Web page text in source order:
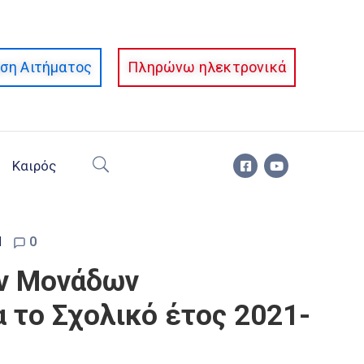
Αιτήματος Πληρώνω ηλεκτρονικά
Καιρός
0
Μονάδων
το Σχολικό έτος 2021-